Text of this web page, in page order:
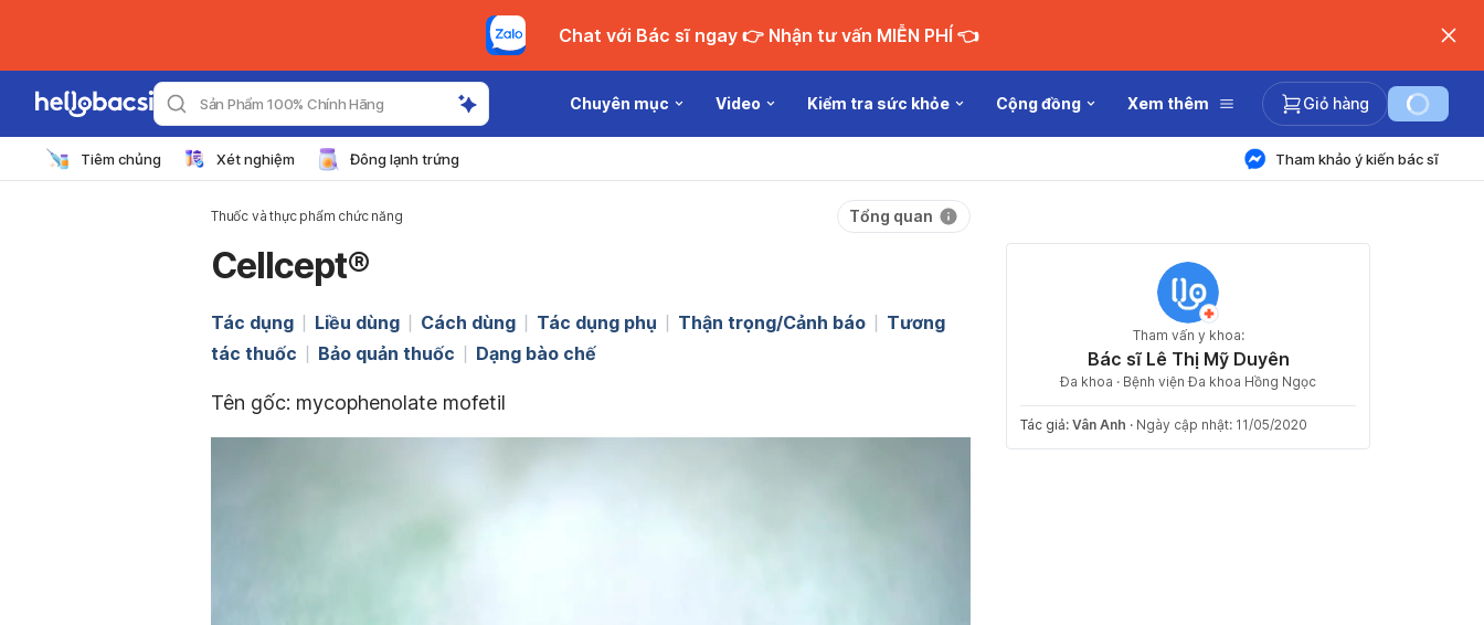
Chat với Bác sĩ ngay 👉 Nhận tư vấn MIỄN PHÍ 👈
Sản Phẩm 100% Chính Hãng Chuyên mục Video Kiểm tra sức khỏe Cộng đồng Xem thêm Giỏ hàng
Tiêm chủng Xét nghiệm Đông lạnh trứng Tham khảo ý kiến bác sĩ
Thuốc và thực phẩm chức năng Tổng quan
Cellcept®
Tác dụng Liều dùng Cách dùng Tác dụng phụ Thận trọng/Cảnh báo
Tương
tác thuốc
Bảo quản thuốc Dạng bào chế
Tên gốc: mycophenolate mofetil
Tham vấn y khoa:
Bác sĩ Lê Thị Mỹ Duyên
Đa khoa · Bệnh viện Đa khoa Hồng Ngọc
Tác giả: Vân Anh · Ngày cập nhật: 11/05/2020